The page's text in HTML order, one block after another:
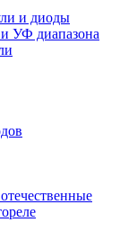
и диоды
УФ диапазона